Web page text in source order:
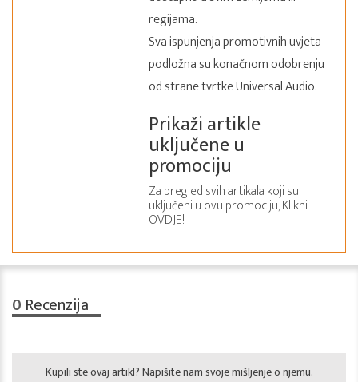
regijama.
Sva ispunjenja promotivnih uvjeta
podložna su konačnom odobrenju
od strane tvrtke Universal Audio.
Prikaži artikle
uključene u
promociju
Za pregled svih artikala koji su
uključeni u ovu promociju,Klikni
OVDJE!
0 Recenzija
Kupili ste ovaj artikl? Napišite nam svoje mišljenje o njemu.